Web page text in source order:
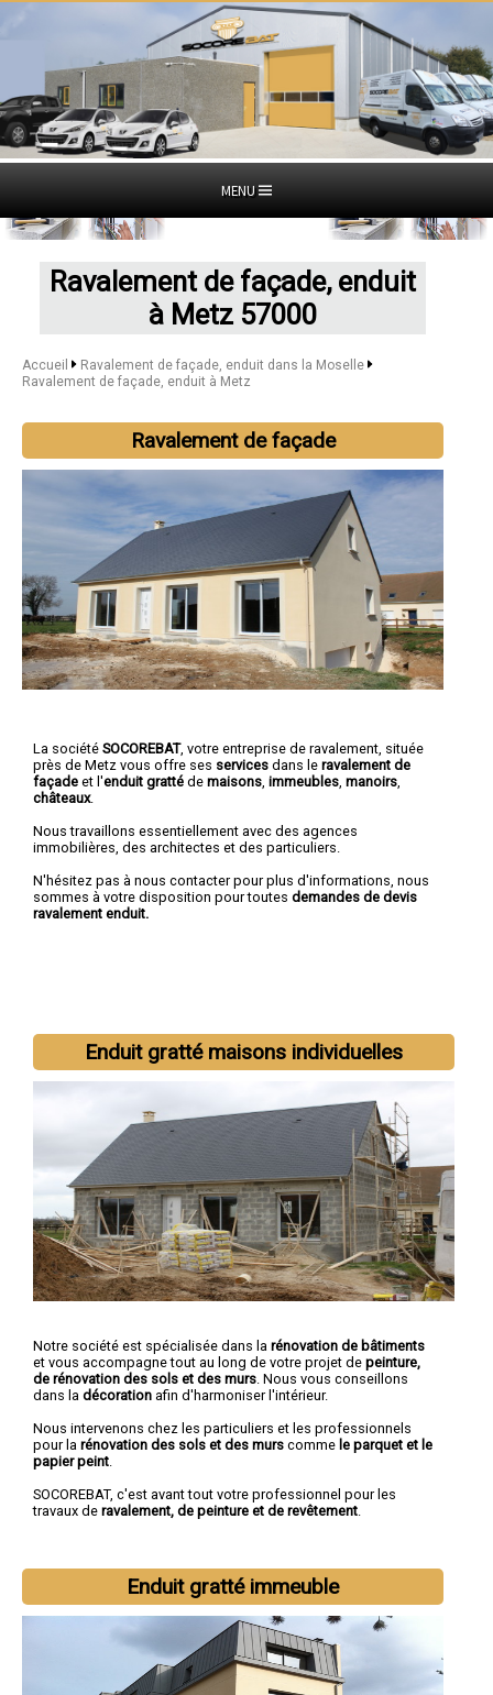
MENU
Ravalement de façade, enduit
à Metz 57000
Accueil
Ravalement de façade, enduit dans la Moselle
Ravalement de façade, enduit à Metz
Ravalement de façade
La société SOCOREBAT, votre entreprise de ravalement , située
près de Metz vous offre ses services dans le ravalement de
façade et l'enduit gratté de maisons immeubles manoirs
châteaux.
Nous travaillons essentiellement avec des agences
immobilières, des architectes et des particuliers.
N'hésitez pas à nous contacter pour plus d'informations, nous
sommes à votre disposition pour toutes demandes de devis
ravalement enduit.
Nous intervenons aussi dans les villes suivantes :Metz,
Thionville,Montigny-lès-Metz,Sarreguemines ,Forbach ,Saint-
Avold,Yutz,Hayange,Creutzwald,Freyming-Merlebach
Enduit gratté maisons individuelles
Notre société est spécialisée dans la rénovation de bâtiments
et vous accompagne tout au long de votre projet de peinture,
de rénovation des sols et des murs . Nous vous conseillons
dans la décoration afin d'harmoniser l'intérieur.
Nous intervenons chez les particuliers et les professionnels
pour la rénovation des sols et des murs comme le parquet et le
papier peint
SOCOREBAT, c'est avant tout votre professionnel pour les
travaux de ravalement, de peinture et de revêtement
Enduit gratté immeuble